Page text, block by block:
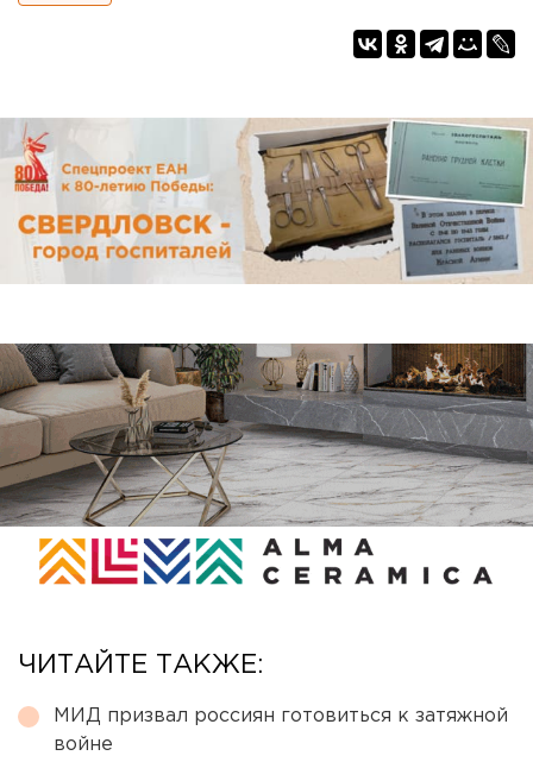
ЧИТАЙТЕ ТАКЖЕ:
МИД призвал россиян готовиться к затяжной
войне